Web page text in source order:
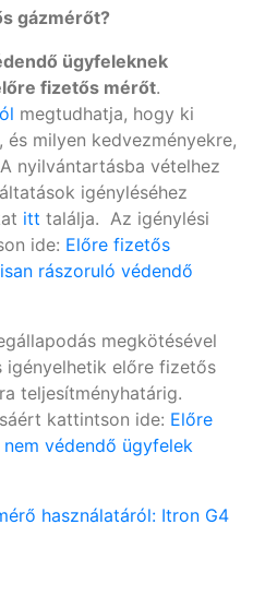
gázmérőt?
ügyfeleknek
fizetős mérőt.
megtudhatja, hogy ki
milyen kedvezményekre,
nyilvántartásba vételhez
igényléséhez
itt találja. Az igénylési
ide: Előre fizetős
rászoruló védendő
megkötésével
igényelhetik előre fizetős
teljesítményhatárig.
kattintson ide: Előre
védendő ügyfelek
használatáról: Itron G4